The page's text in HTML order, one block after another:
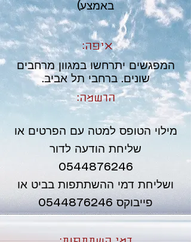
באמצע)
איפה:
המפגשים יתרחשו במגוון מרחבים
שונים. ברחבי תל אביב.
הרשמה:
מילוי הטופס למטה עם הפרטים או
שליחת הודעה לדור
0544876246
ושליחת דמי ההשתתפות בביט או
פייבוקס 0544876246